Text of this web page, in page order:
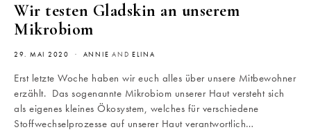
Wir testen Gladskin an unserem
Mikrobiom
29. MAI 2020 ANNIE ANDELINA
Erst letzte Woche haben wir euch alles über unsere Mitbewohner
erzählt. Das sogenannte Mikrobiom unserer Haut versteht sich
als eigenes kleines Ökosystem, welches für verschiedene
Stoffwechselprozesse auf unserer Haut verantwortlich…